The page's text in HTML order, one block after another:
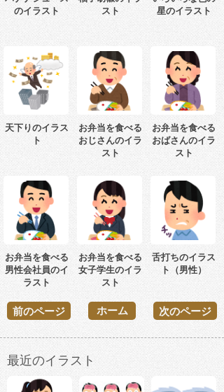
のイラスト
スト
星のイラスト
天下りのイラス
ト
お弁当を食べる
おじさんのイラ
スト
お弁当を食べる
おばさんのイラ
スト
お弁当を食べる
男性会社員のイ
ラスト
お弁当を食べる
女子学生のイラ
スト
舌打ちのイラス
ト（男性）
前のページ 次のページ
ホーム
最近のイラスト